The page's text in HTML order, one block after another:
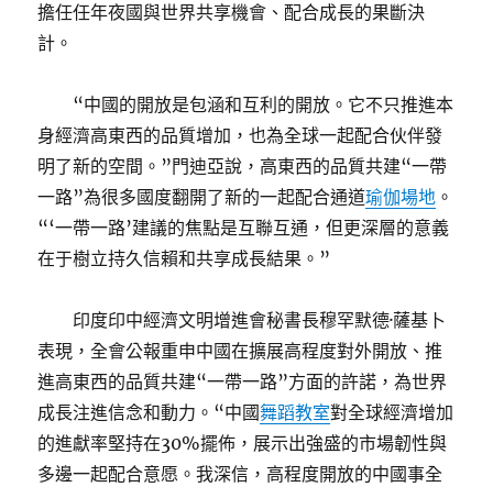
擔任任年夜國與世界共享機會、配合成長的果斷決
計。
“中國的開放是包涵和互利的開放。它不只推進本
身經濟高東西的品質增加，也為全球一起配合伙伴發
明了新的空間。”門迪亞說，高東西的品質共建“一帶
一路”為很多國度翻開了新的一起配合通道瑜伽場地 。
“‘一帶一路’建議的焦點是互聯互通，但更深層的意義
在于樹立持久信賴和共享成長結果。”
印度印中經濟文明增進會秘書長穆罕默德·薩基卜
表現，全會公報重申中國在擴展高程度對外開放、推
進高東西的品質共建“一帶一路”方面的許諾，為世界
成長注進信念和動力。“中國舞蹈教室對全球經濟增加
的進獻率堅持在30%擺佈，展示出強盛的市場韌性與
多邊一起配合意愿。我深信，高程度開放的中國事全